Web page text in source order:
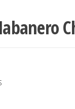
: 4,20 €.est : 4,00 €.